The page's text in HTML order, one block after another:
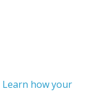
Learn how your